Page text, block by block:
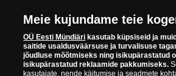
Euroopa ühel suuremal
Group" on allüksused 14 Euroopa riigis.
Norra vanim, endine riiklik rahapaja, mis
aastast. Norra mündikoda valmistab
teiste riikide münte ning vermib igal aastal
Meie kujundame teie
OÜ Eesti Mündiäri kasutab küpsiseid ja
saitide usaldusväärsuse ja turvalisuse
jõudluse mõõtmiseks ning isikupärastatud
isikupärastatud reklaamide pakkumiseks.
kasutajate, nende käitumise ja seadmete